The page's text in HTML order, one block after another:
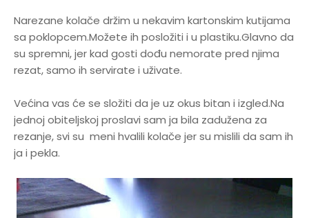
Narezane kolače držim u nekavim kartonskim kutijama
sa poklopcem.Možete ih posložiti i u plastiku.Glavno da
su spremni, jer kad gosti dođu nemorate pred njima
rezat, samo ih servirate i uživate.
Većina vas će se složiti da je uz okus bitan i izgled.Na
jednoj obiteljskoj proslavi sam ja bila zadužena za
rezanje, svi su meni hvalili kolače jer su mislili da sam ih
ja i pekla.